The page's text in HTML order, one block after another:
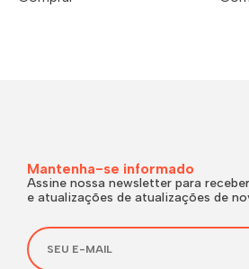
Mantenha-se informado
Assine nossa newsletter para
e atualizações de atualizações de